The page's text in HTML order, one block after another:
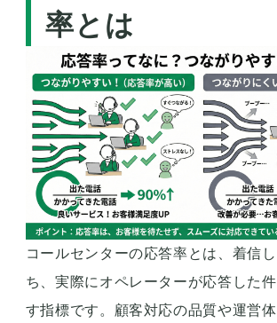
率とは
コールセンターの応答率とは、着信
ち、実際にオペレーターが応答した
す指標です。顧客対応の品質や運営